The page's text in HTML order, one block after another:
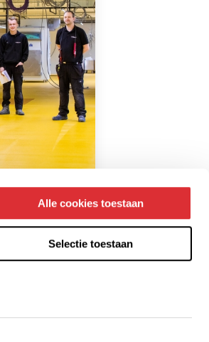
Alle cookies toestaan
Selectie toestaan